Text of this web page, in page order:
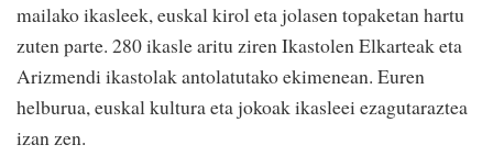
mailako ikasleek, euskal kirol eta jolasen topaketan hartu
zuten parte. 280 ikasle aritu ziren Ikastolen Elkarteak eta
Arizmendi ikastolak antolatutako ekimenean. Euren
helburua, euskal kultura eta jokoak ikasleei ezagutaraztea
izan zen.